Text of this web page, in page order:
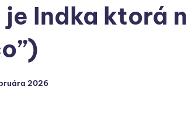
Indka ktorá
2026